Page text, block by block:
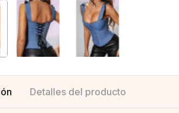
Detalles del producto